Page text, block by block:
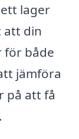
lager
att din
för både
jämföra
på att få